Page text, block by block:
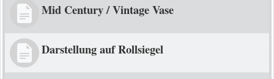
Mid Century / Vintage Vase
Darstellung auf Rollsiegel